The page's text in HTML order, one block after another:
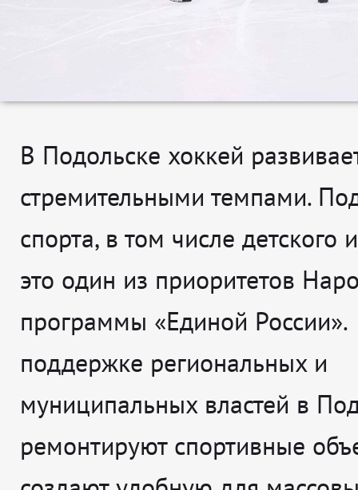
В Подольске хоккей
стремительными темпами.
спорта, в том числе детского
это один из приоритетов
программы «Единой России».
поддержке региональных и
муниципальных властей в
ремонтируют спортивные